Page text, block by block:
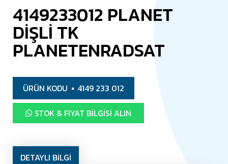
4149233012 PLANET
DİŞLİ TK
PLANETENRADSAT
ÜRÜN KODU 4149 233 012
STOK & FIYAT BILGISI ALIN
DETAYLI BİLGİ